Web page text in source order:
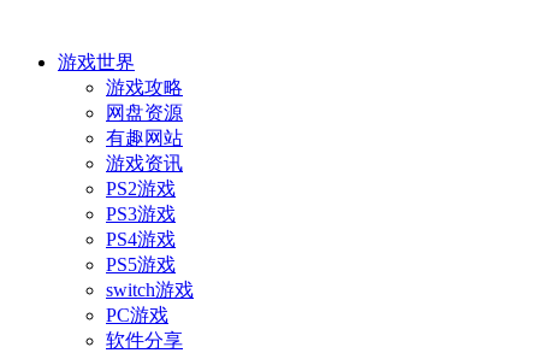
游戏世界
游戏攻略
网盘资源
有趣网站
游戏资讯
PS2游戏
PS3游戏
PS4游戏
PS5游戏
switch游戏
PC游戏
软件分享